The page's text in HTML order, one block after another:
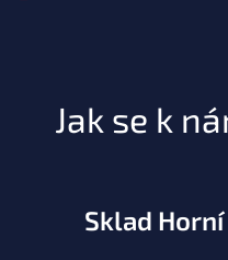
Jak se k
Sklad Horní